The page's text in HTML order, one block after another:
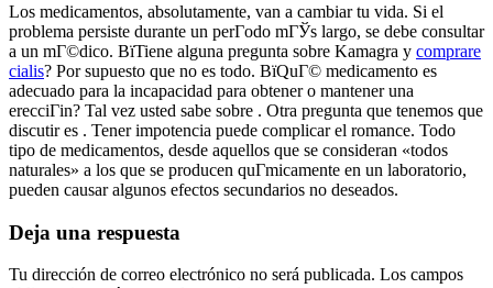
Los medicamentos, absolutamente, van a cambiar tu vida. Si el
problema persiste durante un perГ­odo mГЎs largo, se debe consultar
a un mГ©dico. ВїTiene alguna pregunta sobre Kamagra y comprare
cialis? Por supuesto que no es todo. ВїQuГ© medicamento es
adecuado para la incapacidad para obtener o mantener una
erecciГіn? Tal vez usted sabe sobre . Otra pregunta que tenemos que
discutir es . Tener impotencia puede complicar el romance. Todo
tipo de medicamentos, desde aquellos que se consideran «todos
naturales» a los que se producen quГ­micamente en un laboratorio,
pueden causar algunos efectos secundarios no deseados.
Deja una respuesta
Tu dirección de correo electrónico no será publicada. Los campos